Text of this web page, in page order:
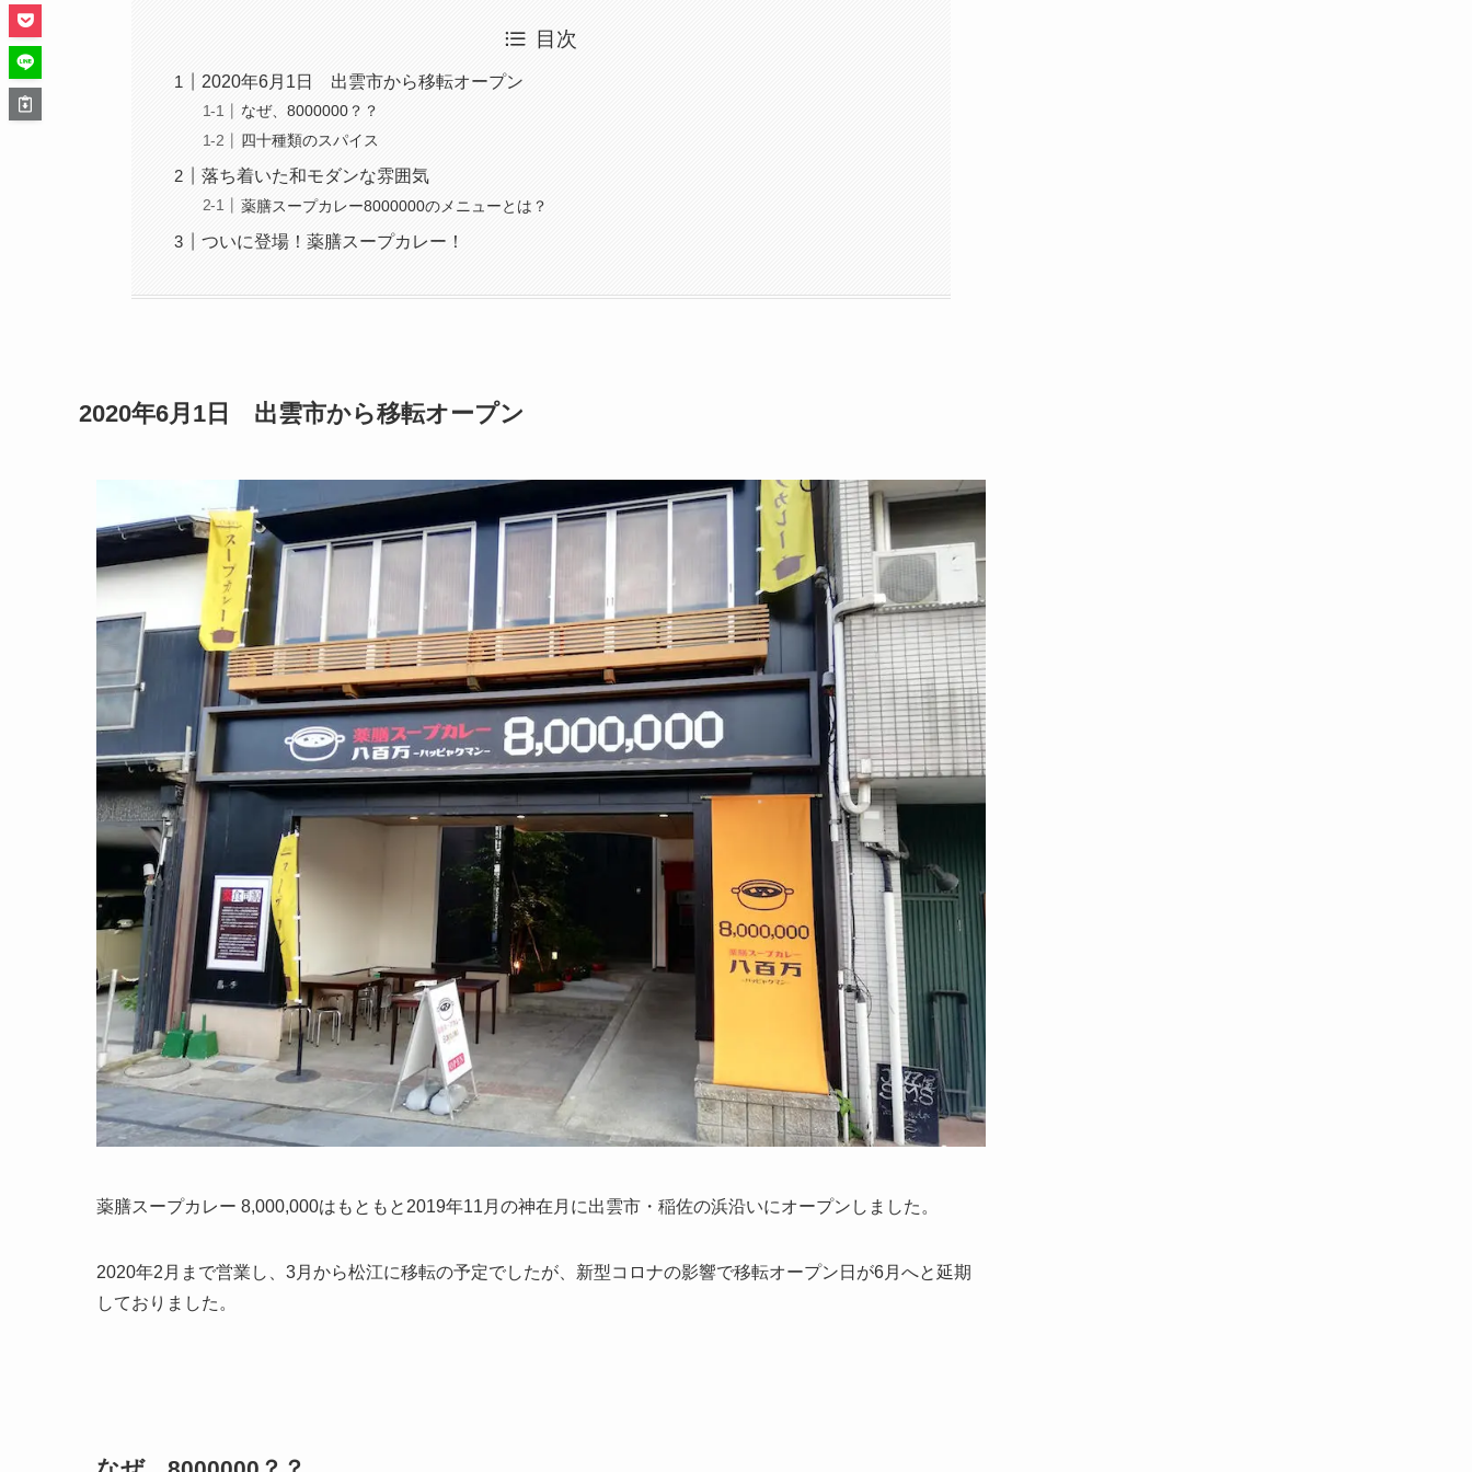
目次
2020年6月1日 出雲市から移転オープン
なぜ、8000000？？
四十種類のスパイス
落ち着いた和モダンな雰囲気
薬膳スープカレー8000000のメニューとは？
ついに登場！薬膳スープカレー！
2020年6月1日 出雲市から移転オープン
薬膳スープカレー 8,000,000はもともと2019年11月の神在月に出雲市・稲佐の浜沿いにオープンしました。
2020年2月まで営業し、3月から松江に移転の予定でしたが、新型コロナの影響で移転オープン日が6月へと延期
しておりました。